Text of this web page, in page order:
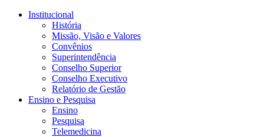
Conteúdo principal
Institucional
História
Missão, Visão e Valores
Convênios
Superintendência
Conselho Superior
Conselho Executivo
Relatório de Gestão
Ensino e Pesquisa
Ensino
Pesquisa
Telemedicina